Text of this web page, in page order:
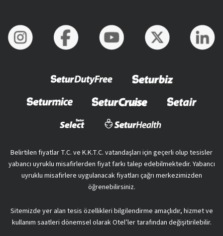
Belirtilen fiyatlar T.C. ve K.K.T.C. vatandaşları için geçerli olup tesisler
yabancı uyruklu misafirlerden fiyat farkı talep edebilmektedir. Yabancı
uyruklu misafirlere uygulanacak fiyatları çağrı merkezimizden
öğrenebilirsiniz.
Sitemizde yer alan tesis özellikleri bilgilendirme amaçlıdır, hizmet ve
kullanım saatleri dönemsel olarak Otel’ler tarafından değişitirilebilir.